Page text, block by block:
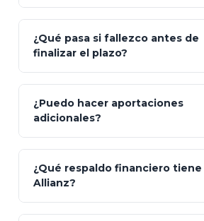
"Switching" (cambio de fondos)
¿Qué pasa si fallezco antes de
finalizar el plazo?
100%
beneficiarios designados
¿Puedo hacer aportaciones
adicionales?
¿Qué respaldo financiero tiene
Allianz?